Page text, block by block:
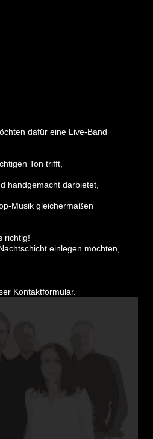
dafür eine Live-Band
Ton trifft,
handgemacht darbietet,
Musik gleichermaßen
richtig!
einlegen möchten,
Kontaktformular.